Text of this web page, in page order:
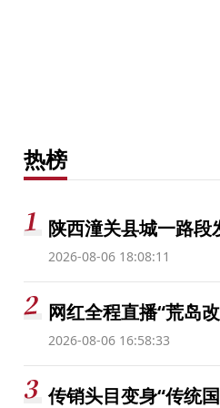
热榜
陕西潼关县城一路段
2026-08-06 18:08:11
网红全程直播“荒岛
2026-08-06 16:58:33
传销头目变身“传统